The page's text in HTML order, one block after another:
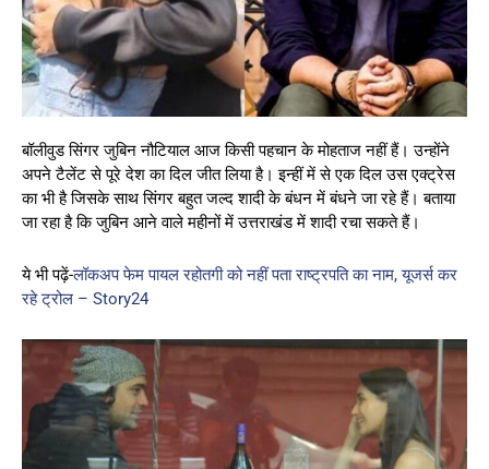
बॉलीवुड सिंगर जुबिन नौटियाल आज किसी पहचान के मोहताज नहीं हैं। उन्होंने
अपने टैलेंट से पूरे देश का दिल जीत लिया है। इन्हीं में से एक दिल उस एक्ट्रेस
का भी है जिसके साथ सिंगर बहुत जल्द शादी के बंधन में बंधने जा रहे हैं। बताया
जा रहा है कि जुबिन आने वाले महीनों में उत्तराखंड में शादी रचा सकते हैं।
ये भी पढ़ें-लॉकअप फेम पायल रहोतगी को नहीं पता राष्ट्रपति का नाम, यूजर्स कर
रहे ट्रोल – Story24